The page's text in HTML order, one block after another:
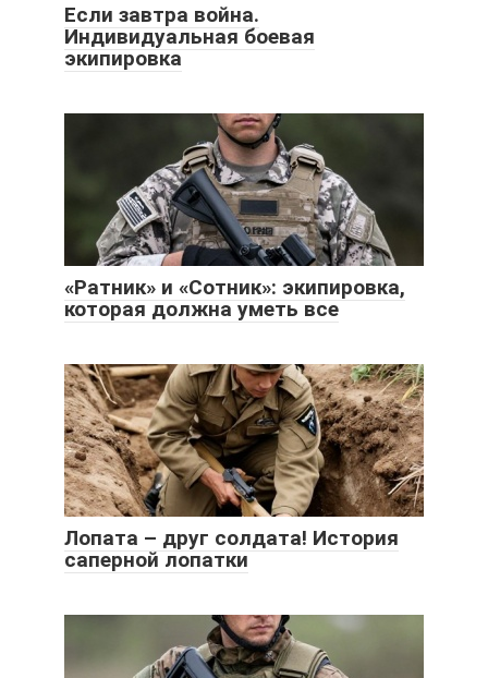
Если завтра война.
Индивидуальная боевая
экипировка
«Ратник» и «Сотник»: экипировка,
которая должна уметь все
Лопата – друг солдата! История
саперной лопатки